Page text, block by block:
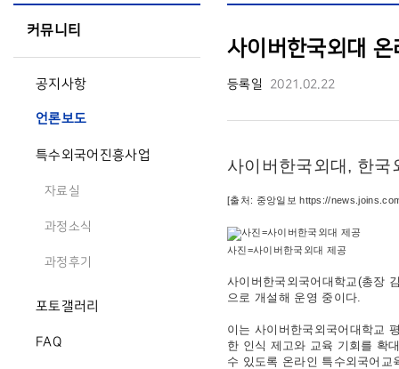
커뮤니티
공지사항
언론보도
특수외국어진흥사업
자료실
과정소식
과정후기
포토갤러리
FAQ
사이버한국외대
등록일 2021.02.22
사이버한국외대, 한
[출처: 중앙일보https://
사진=사이버한국외대 제공
사이버한국외국어대학교(총장
으로 개설해 운영 중이다.
이는 사이버한국외국어대학교
한 인식 제고와 교육 기회를 확
수 있도록 온라인 특수외국어